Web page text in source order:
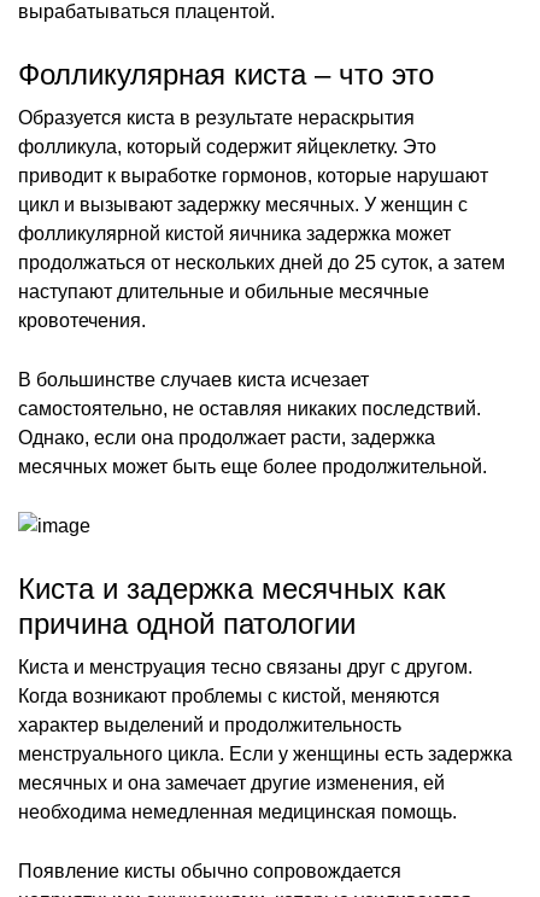
вырабатываться плацентой.
Фолликулярная киста – что это
Образуется киста в результате нераскрытия
фолликула, который содержит яйцеклетку. Это
приводит к выработке гормонов, которые нарушают
цикл и вызывают задержку месячных. У женщин с
фолликулярной кистой яичника задержка может
продолжаться от нескольких дней до 25 суток, а затем
наступают длительные и обильные месячные
кровотечения.
В большинстве случаев киста исчезает
самостоятельно, не оставляя никаких последствий.
Однако, если она продолжает расти, задержка
месячных может быть еще более продолжительной.
Киста и задержка месячных как
причина одной патологии
Киста и менструация тесно связаны друг с другом.
Когда возникают проблемы с кистой, меняются
характер выделений и продолжительность
менструального цикла. Если у женщины есть задержка
месячных и она замечает другие изменения, ей
необходима немедленная медицинская помощь.
Появление кисты обычно сопровождается